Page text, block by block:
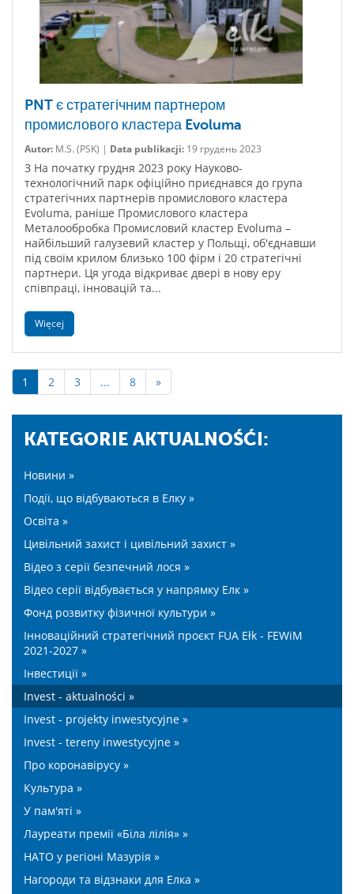
PNT є стратегічним партнером
промислового кластера Evoluma
Autor: M.S. (PSK) | Data publikacji: 19 грудень 2023
З На початку грудня 2023 року Науково-
технологічний парк офіційно приєднався до група
стратегічних партнерів промислового кластера
Evoluma, раніше Промислового кластера
Металообробка Промисловий кластер Evoluma –
найбільший галузевий кластер у Польщі, об'єднавши
під своїм крилом близько 100 фірм і 20 стратегічні
партнери. Ця угода відкриває двері в нову еру
співпраці, інновацій та...
Więcej
1 2 3 ... 8 »
KATEGORIE AKTUALNOŚĆI:
Новини »
Події, що відбуваються в Елку »
Освіта »
Цивільний захист і цивільний захист »
Відео з серії безпечний лося »
Відео серії відбувається у напрямку Елк »
Фонд розвитку фізичної культури »
Інноваційний стратегічний проєкт FUA Ełk - FEWiM
2021-2027 »
Інвестиції »
Invest - aktualności »
Invest - projekty inwestycyjne »
Invest - tereny inwestycyjne »
Про коронавірусу »
Культура »
У пам'яті »
Лауреати премії «Біла лілія» »
НАТО у регіоні Мазурія »
Нагороди та відзнаки для Елка »